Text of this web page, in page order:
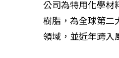
公司為特用化學材
樹脂，為全球第二
領域，並近年跨入